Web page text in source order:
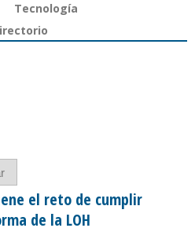
Tecnología
el reto de cumplir
de la LOH